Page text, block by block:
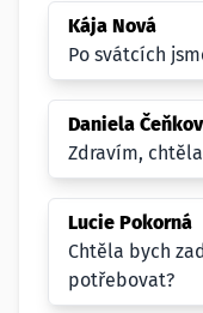
Kája Nová
Po svátcích
Daniela
Zdravím,
Lucie Pokorná
Chtěla bych
potřebovat?